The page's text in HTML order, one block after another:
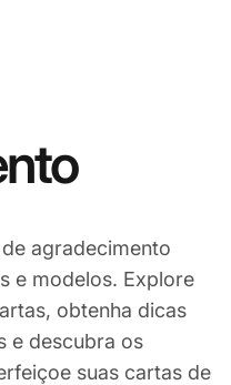
agradecimento
e modelos. Explore
obtenha dicas
e descubra os
suas cartas de